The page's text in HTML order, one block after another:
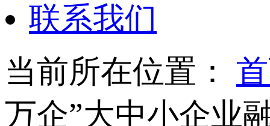
联系我们
当前所在位置：
万企”大中小企业